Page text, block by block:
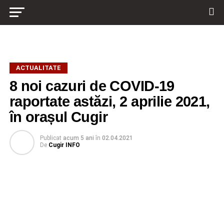
ACTUALITATE
8 noi cazuri de COVID-19
raportate astăzi, 2 aprilie 2021,
în orașul Cugir
Publicat acum 5 ani în 02.04.2021
De Cugir INFO